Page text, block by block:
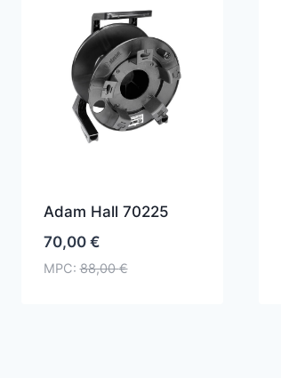
Adam Hall 70225
70,00 €
MPC:88,00€